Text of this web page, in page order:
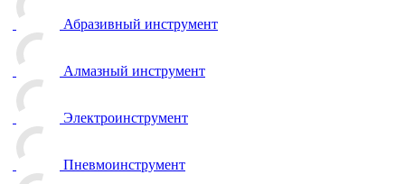
Абразивный инструмент
Алмазный инструмент
Электроинструмент
Пневмоинструмент